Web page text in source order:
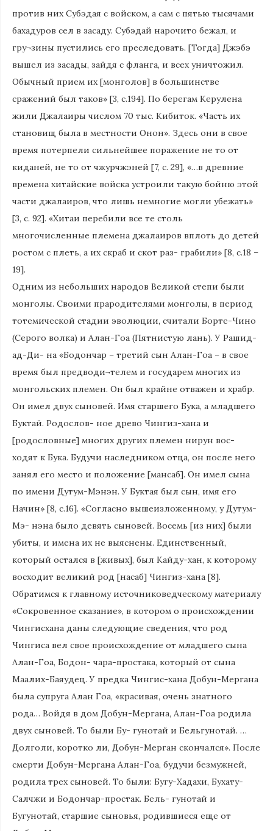
против них Субэдая с войском, а сам с пятью тысячами
бахадуров сел в засаду. Субэдай нарочито бежал, и
гру¬зины пустились его преследовать. [Тогда] Джэбэ
вышел из засады, зайдя с фланга, и всех уничтожил.
Обычный прием их [монголов] в большинстве
сражений был таков» [3, с.194]. По берегам Керулена
жили Джалаиры числом 70 тыс. Кибиток. «Часть их
становищ была в местности Онон». Здесь они в свое
время потерпели сильнейшее поражение не то от
киданей, не то от чжурчжэней [7, с. 29], «…в древние
времена хитайские войска устроили такую бойню этой
части джалаиров, что лишь немногие могли убежать»
[3, с. 92]. «Хитаи перебили все те столь
многочисленные племена джалаиров вплоть до детей
ростом с плеть, а их скраб и скот раз- грабили» [8, с.18 –
19].
Одним из небольших народов Великой степи были
монголы. Своими прародителями монголы, в период
тотемической стадии эволюции, считали Борте-Чино
(Серого волка) и Алан-Гоа (Пятнистую лань). У Рашид-
ад-Ди- на «Бодончар – третий сын Алан-Гоа – в свое
время был предводи¬телем и государем многих из
монгольских племен. Он был крайне отважен и храбр.
Он имел двух сыновей. Имя старшего Бука, а младшего
Буктай. Родослов- ное древо Чингиз-хана и
[родословные] многих других племен нирун вос-
ходят к Бука. Будучи наследником отца, он после него
занял его место и положение [мансаб]. Он имел сына
по имени Дутум-Мэнэн. У Буктая был сын, имя его
Начин» [8, с.16]. «Согласно вышеизложенному, у Дутум-
Мэ- нэна было девять сыновей. Восемь [из них] были
убиты, и имена их не выяснены. Единственный,
который остался в [живых], был Кайду-хан, к которому
восходит великий род [насаб] Чингиз-хана [8].
Обратимся к главному источниковедческому материалу
«Сокровенное сказание», в котором о происхождении
Чингисхана даны следующие сведения, что род
Чингиса вел свое происхождение от младшего сына
Алан-Гоа, Бодон- чара-простака, который от сына
Маалих-Баяудец. У предка Чингис-хана Добун-Мергана
была супруга Алан Гоа, «красивая, очень знатного
рода… Войдя в дом Добун-Мергана, Алан-Гоа родила
двух сыновей. То были Бу- гунотай и Бельгунотай. …
Долголи, коротко ли, Добун-Мерган скончался». После
смерти Добун-Мергана Алан-Гоа, будучи безмужней,
родила трех сыновей. То были: Бугу-Хадахи, Бухату-
Салчжи и Бодончар-простак. Бель- гунотай и
Бугунотай, старшие сыновья, родившиеся еще от